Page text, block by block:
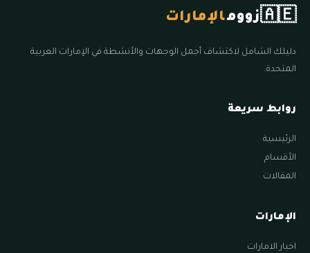
🇦🇪زوومالإمارات
دليلك الشامل لاكتشاف أجمل الوجهات والأنشطة في الإمارات العربية
المتحدة.
روابط سريعة
الرئيسية
الأقسام
المقالات
الإمارات
اخبار الامارات